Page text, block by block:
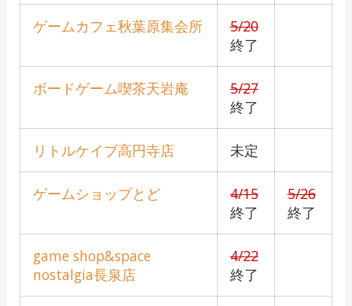
ゲームカフェ秋葉原集会所
5/20
終了
ボードゲーム喫茶天岩庵
5/27
終了
リトルケイブ高円寺店 未定
ゲームショップとど
4/15
終了
5/26
終了
game shop&space
nostalgia長泉店
4/22
終了